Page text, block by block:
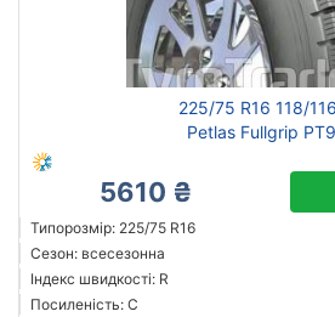
225/75 R16 118/
Petlas Fullgrip
5610 ₴
Типорозмір: 225/75 R16
Сезон: всесезонна
Індекс швидкості: R
Посиленість: C